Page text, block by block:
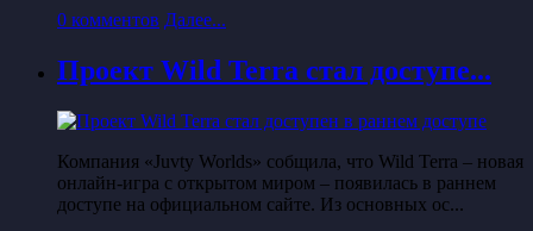
0 комментов Далее...
Проект Wild Terra стал доступе...
Компания «Juvty Worlds» собщила, что Wild Terra – новая
онлайн-игра с открытом миром – появилась в раннем
доступе на официальном сайте. Из основных ос...